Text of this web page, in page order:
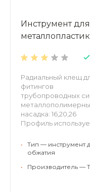
Инструмент
Радиальный клещ
фитингов
трубопроводных
насадка: 16,20,26
Профиль
•
Тип — инструмент
обжатия
•
Производитель —